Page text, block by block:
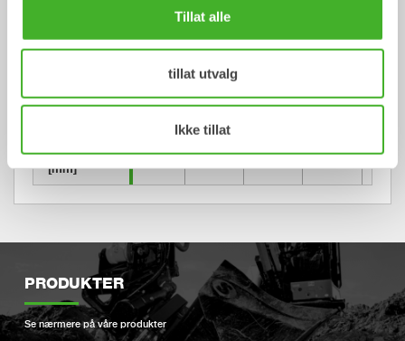
Tillat alle
tillat utvalg
Ikke tillat
Diameter
400 470 470 470 470
Tykkelse
8 10 10 10 10
Høyde
[mm]
PRODUKTER
Se nærmere på våre produkter